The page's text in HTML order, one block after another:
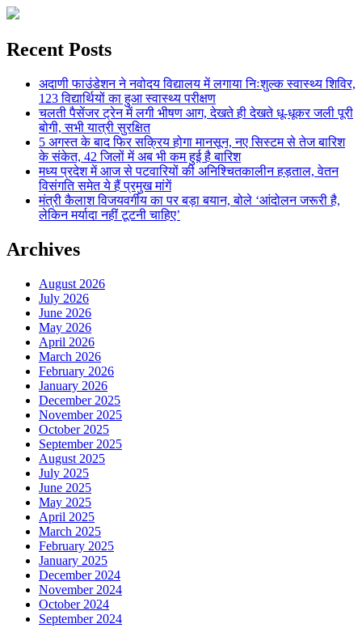
Recent Posts
अदाणी फाउंडेशन ने नवोदय विद्यालय में लगाया निःशुल्क स्वास्थ्य शिविर,
123 विद्यार्थियों का हुआ स्वास्थ्य परीक्षण
चलती पैसेंजर ट्रेन में लगी भीषण आग, देखते ही देखते धू-धूकर जली पूरी
बोगी, सभी यात्री सुरक्षित
5 अगस्त के बाद फिर सक्रिय होगा मानसून, नए सिस्टम से तेज बारिश
के संकेत, 42 जिलों में अब भी कम हुई है बारिश
मध्य प्रदेश में आज से पटवारियों की अनिश्चितकालीन हड़ताल, वेतन
विसंगति समेत ये हैं प्रमुख मांगें
मंत्री कैलाश विजयवर्गीय का पर बड़ा बयान, बोले ‘आंदोलन जरूरी है,
लेकिन मर्यादा नहीं टूटनी चाहिए’
Archives
August 2026
July 2026
June 2026
May 2026
April 2026
March 2026
February 2026
January 2026
December 2025
November 2025
October 2025
September 2025
August 2025
July 2025
June 2025
May 2025
April 2025
March 2025
February 2025
January 2025
December 2024
November 2024
October 2024
September 2024